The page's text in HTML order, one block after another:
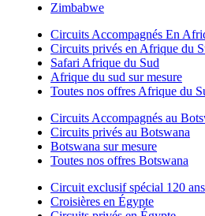
Zimbabwe
Circuits Accompagnés En
Circuits privés en Afrique du
Safari Afrique du Sud
Afrique du sud sur mesure
Toutes nos offres Afrique du
Circuits Accompagnés au
Circuits privés au Botswana
Botswana sur mesure
Toutes nos offres Botswana
Circuit exclusif spécial 120 ans
Croisières en Égypte